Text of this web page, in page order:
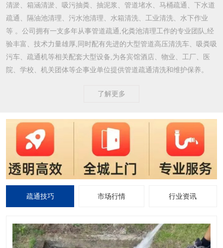
清淤、箱涵清淤、吸污抽粪、抽泥浆、管道堵水、马桶疏通、下水道
疏通、隔油池清理、污水池清理、水箱清洗、工业清洗、水下作业
等 。公司拥有一支多年从事管道疏通,化粪池清理工作的专业团队,经
验丰富、技术力量雄厚,同时配有先进的大型管道高压清洗车、吸粪吸
污车、疏通机等相关配套大型设备,为各宾馆酒店、物业、工厂、医
院、学校、机关团体等企事业单位提供管道疏通清洗和维护保养。
了解更多
疏通技巧 市场行情 行业资讯